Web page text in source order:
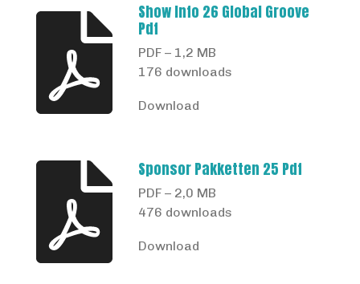
Show Info 26 Global Groove
Pdf
PDF – 1,2 MB
176 downloads
Download
Sponsor Pakketten 25 Pdf
PDF – 2,0 MB
476 downloads
Download